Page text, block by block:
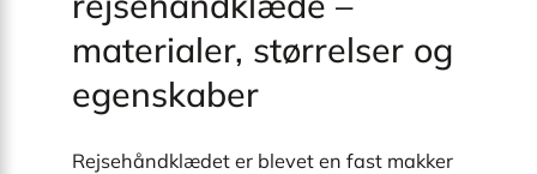
materialer, størrelser og
egenskaber
Rejsehåndklædet er blevet en fast makker